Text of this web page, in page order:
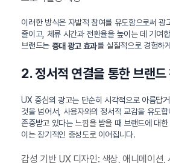
이러한 방식은 자발적 참여를 유도함으로써 광
줄이고, 체류 시간과 전환율을 높이는 데 기여
브랜드는 증대 광고 효과를 실질적으로 경험하
2. 정서적 연결을 통한 브랜드
UX 중심의 광고는 단순히 시각적으로 아름답
것을 넘어서, 사용자와의 정서적 교감을 유도합
존중받고 있다는 느낌을 받을 때 브랜드에 대한
이는 장기적인 충성도로 이어집니다.
감성 기반 UX 디자인: 색상, 애니메이션,